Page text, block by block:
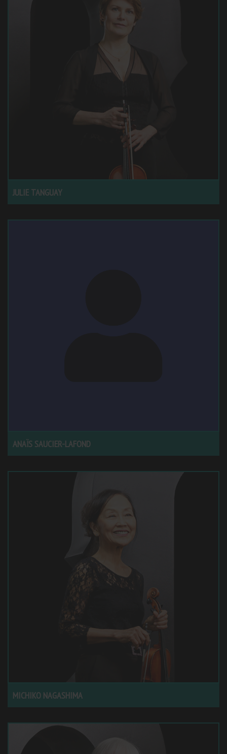
JULIE TANGUAY
ANAÏS SAUCIER-LAFOND
MICHIKO NAGASHIMA